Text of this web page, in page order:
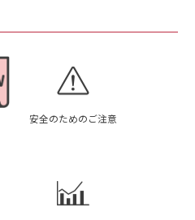
安全のためのご注意